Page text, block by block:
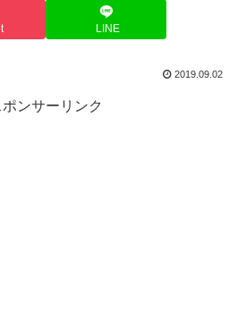
LINE
2019.09.02
ポンサーリンク